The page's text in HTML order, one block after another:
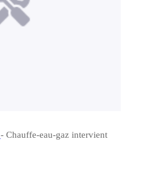
- Chauffe-eau-gaz intervient